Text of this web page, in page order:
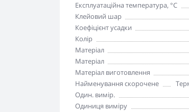
Експлуатаційна температура, °C
Клейовий шар
Коефіцієнт усадки
Колір
Матеріал
Матеріал
Матеріал виготовлення
Найменування скорочене
Один. вимір.
Одиниця виміру